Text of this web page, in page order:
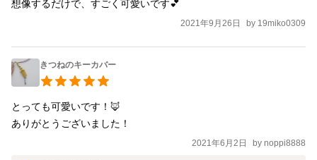
想像するだけで、すごく可愛いです💕
2021年9月26日 by 19miko0309
きつねのキーカバー
とっても可愛いです！🦊
2021年6月2日 by noppi8888